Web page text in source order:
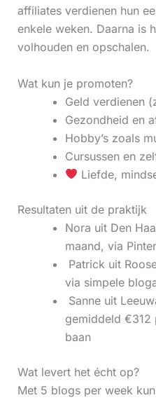
affiliates verdienen hun
enkele weken. Daarna is
volhouden en opschalen.
Wat kun je promoten?
Geld verdienen
Gezondheid en
Hobby’s zoals
Cursussen en
Liefde,
Resultaten uit de praktijk
Nora uit Den
maand, via
Patrick uit
via simpele
Sanne uit
gemiddeld €312
baan
Wat levert het écht op?
Met 5 blogs per week